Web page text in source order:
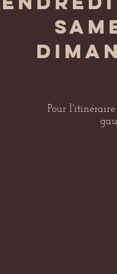
Pour l'itinéraire